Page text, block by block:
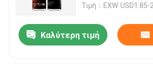
δέρματος
Τιμή：EXW
Καλύτερη τιμή